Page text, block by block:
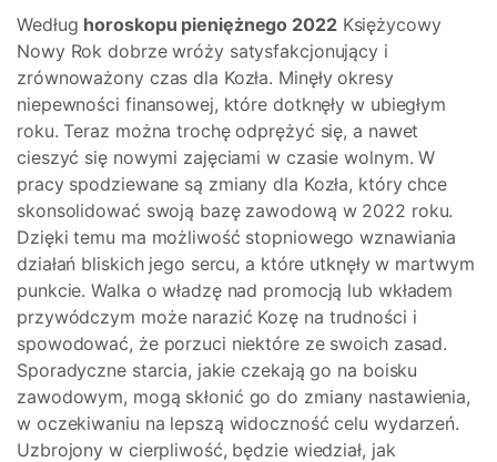
Według horoskopu pieniężnego 2022Księżycowy
Nowy Rok dobrze wróży satysfakcjonujący i
zrównoważony czas dla Kozła. Minęły okresy
niepewności finansowej, które dotknęły w ubiegłym
roku. Teraz można trochę odprężyć się, a nawet
cieszyć się nowymi zajęciami w czasie wolnym. W
pracy spodziewane są zmiany dla Kozła, który chce
skonsolidować swoją bazę zawodową w 2022 roku.
Dzięki temu ma możliwość stopniowego wznawiania
działań bliskich jego sercu, a które utknęły w martwym
punkcie. Walka o władzę nad promocją lub wkładem
przywódczym może narazić Kozę na trudności i
spowodować, że porzuci niektóre ze swoich zasad.
Sporadyczne starcia, jakie czekają go na boisku
zawodowym, mogą skłonić go do zmiany nastawienia,
w oczekiwaniu na lepszą widoczność celu wydarzeń.
Uzbrojony w cierpliwość, będzie wiedział, jak